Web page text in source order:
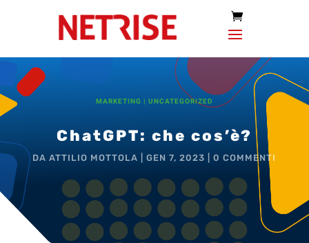
MARKETING | UNCATEGORIZED
ChatGPT: che cos’è?
DAATTILIO MOTTOLA |GEN 7, 2023 |0 COMMENTI